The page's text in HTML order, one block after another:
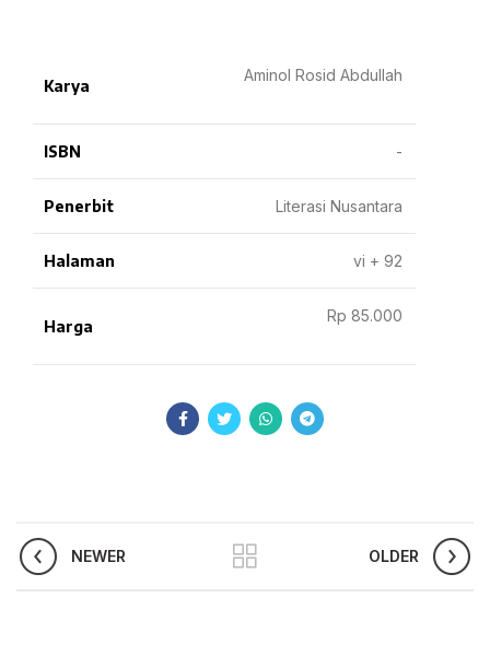
Karya
Aminol Rosid Abdullah
ISBN -
Penerbit Literasi Nusantara
Halaman vi + 92
Harga
Rp 85.000
NEWER OLDER